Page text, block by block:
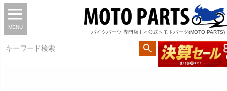
MENU
バイク パーツ 専門店 | ＜公式＞モトパーツ(MOTO PARTS)